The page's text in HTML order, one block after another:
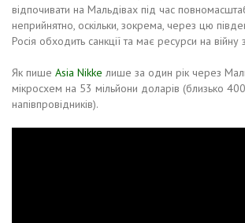
відпочивати на Мальдівах під час
неприйнятно, оскільки, зокрема, через цю
Росія обходить санкції та має ресурси на війну
Як пише Asia Nikke лише за один рік через
мікросхем на 53 мільйони доларів (близько
напівпровідників).